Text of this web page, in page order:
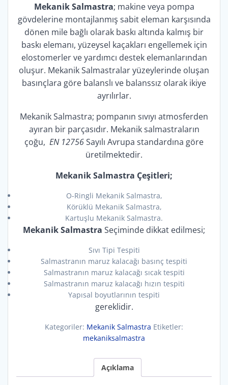
Mekanik Salmastra; makine veya pompa
gövdelerine montajlanmış sabit eleman karşısında
dönen mile bağlı olarak baskı altında kalmış bir
baskı elemanı, yüzeysel kaçakları engellemek için
elostomerler ve yardımcı destek elemanlarından
oluşur. Mekanik Salmastralar yüzeylerinde oluşan
basınçlara göre balanslı ve balanssız olarak ikiye
ayrılırlar.
Mekanik Salmastra; pompanın sıvıyı atmosferden
ayıran bir parçasıdır. Mekanik salmastraların
çoğu, EN 12756Sayılı Avrupa standardına göre
üretilmektedir.
Mekanik Salmastra Çeşitleri;
O-Ringli Mekanik Salmastra,
Körüklü Mekanik Salmastra,
Kartuşlu Mekanik Salmastra.
Mekanik Salmastra Seçiminde dikkat edilmesi;
Sıvı Tipi Tespiti
Salmastranın maruz kalacağı basınç tespiti
Salmastranın maruz kalacağı sıcak tespiti
Salmastranın maruz kalacağı hızın tespiti
Yapısal boyutlarının tespiti
gereklidir.
Kategoriler: Mekanik Salmastra Etiketler:
mekaniksalmastra
Açıklama